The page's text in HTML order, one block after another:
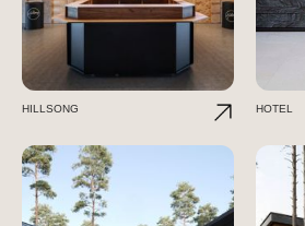
HILLSONG HOTEL